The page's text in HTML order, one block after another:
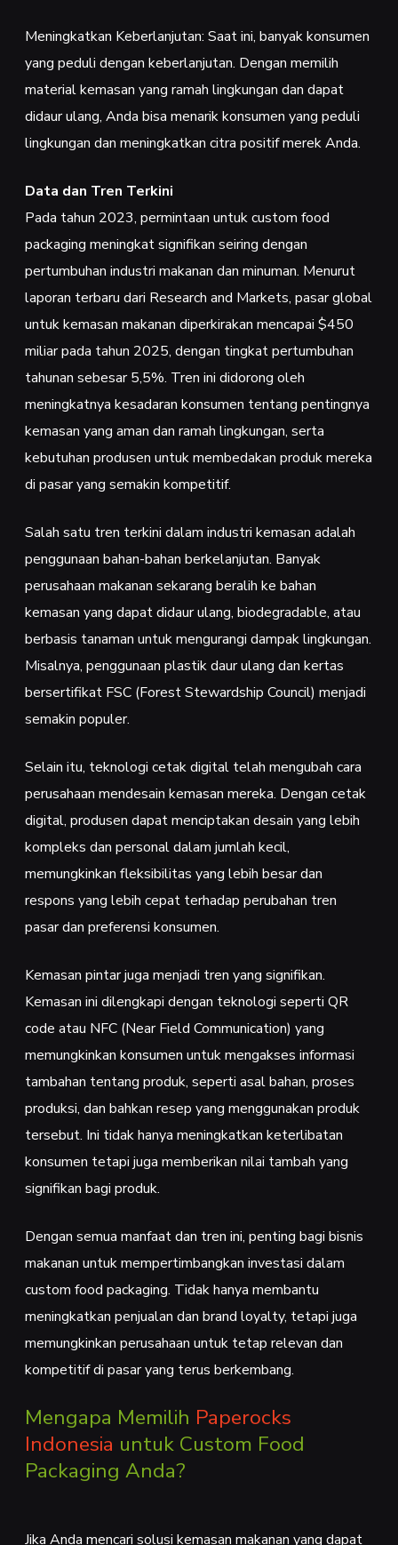
Meningkatkan Keberlanjutan: Saat ini, banyak konsumen
yang peduli dengan keberlanjutan. Dengan memilih
material kemasan yang ramah lingkungan dan dapat
didaur ulang, Anda bisa menarik konsumen yang peduli
lingkungan dan meningkatkan citra positif merek Anda.
Data dan Tren Terkini
Pada tahun 2023, permintaan untuk custom food
packaging meningkat signifikan seiring dengan
pertumbuhan industri makanan dan minuman. Menurut
laporan terbaru dari Research and Markets, pasar global
untuk kemasan makanan diperkirakan mencapai $450
miliar pada tahun 2025, dengan tingkat pertumbuhan
tahunan sebesar 5,5%. Tren ini didorong oleh
meningkatnya kesadaran konsumen tentang pentingnya
kemasan yang aman dan ramah lingkungan, serta
kebutuhan produsen untuk membedakan produk mereka
di pasar yang semakin kompetitif.
Salah satu tren terkini dalam industri kemasan adalah
penggunaan bahan-bahan berkelanjutan. Banyak
perusahaan makanan sekarang beralih ke bahan
kemasan yang dapat didaur ulang, biodegradable, atau
berbasis tanaman untuk mengurangi dampak lingkungan.
Misalnya, penggunaan plastik daur ulang dan kertas
bersertifikat FSC (Forest Stewardship Council) menjadi
semakin populer.
Selain itu, teknologi cetak digital telah mengubah cara
perusahaan mendesain kemasan mereka. Dengan cetak
digital, produsen dapat menciptakan desain yang lebih
kompleks dan personal dalam jumlah kecil,
memungkinkan fleksibilitas yang lebih besar dan
respons yang lebih cepat terhadap perubahan tren
pasar dan preferensi konsumen.
Kemasan pintar juga menjadi tren yang signifikan.
Kemasan ini dilengkapi dengan teknologi seperti QR
code atau NFC (Near Field Communication) yang
memungkinkan konsumen untuk mengakses informasi
tambahan tentang produk, seperti asal bahan, proses
produksi, dan bahkan resep yang menggunakan produk
tersebut. Ini tidak hanya meningkatkan keterlibatan
konsumen tetapi juga memberikan nilai tambah yang
signifikan bagi produk.
Dengan semua manfaat dan tren ini, penting bagi bisnis
makanan untuk mempertimbangkan investasi dalam
custom food packaging. Tidak hanya membantu
meningkatkan penjualan dan brand loyalty, tetapi juga
memungkinkan perusahaan untuk tetap relevan dan
kompetitif di pasar yang terus berkembang.
Mengapa Memilih Paperocks
Indonesia untuk Custom Food
Packaging Anda?
Jika Anda mencari solusi kemasan makanan yang dapat